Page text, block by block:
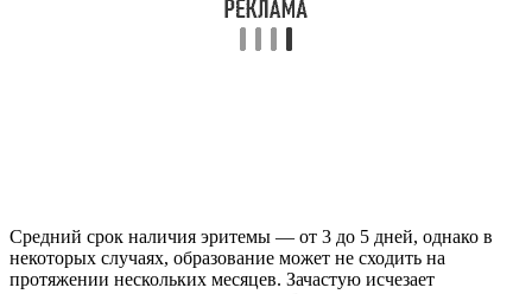
Средний срок наличия эритемы — от 3 до 5 дней, однако в
некоторых случаях, образование может не сходить на
протяжении нескольких месяцев. Зачастую исчезает